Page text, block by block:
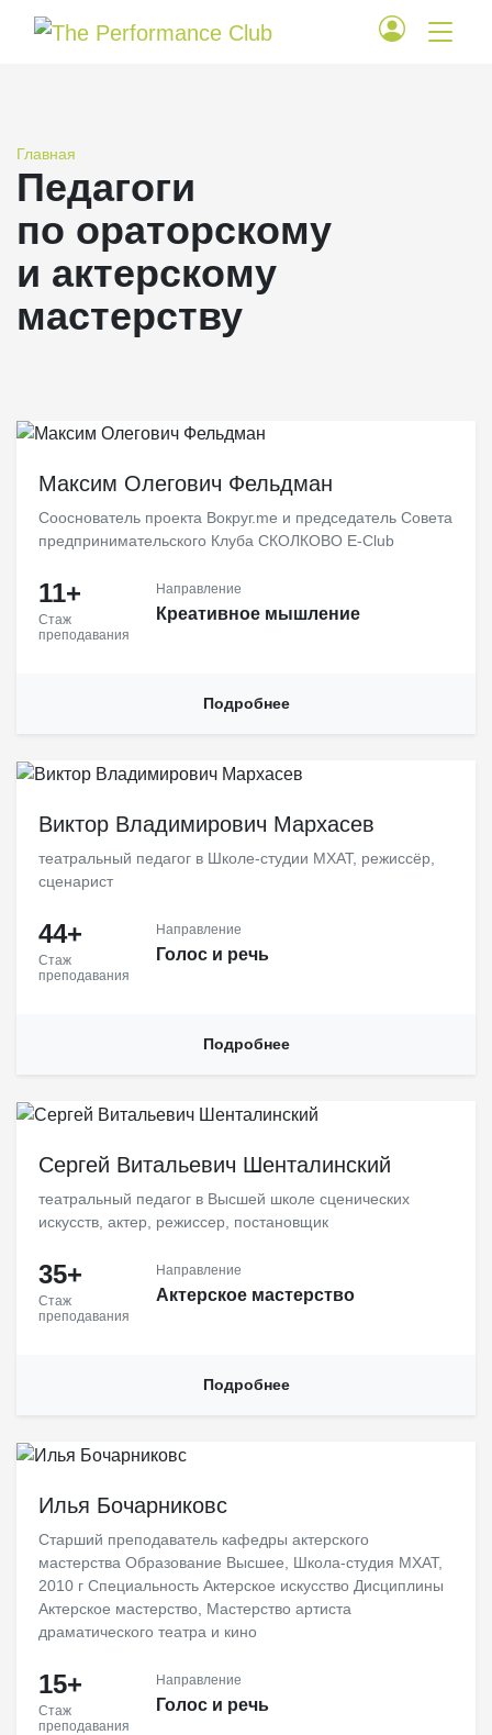
Главная
Педагоги
по ораторскому
и актерскому
мастерству
Максим Олегович Фельдман
Сооснователь проекта Вокруг.me и председатель Совета
предпринимательского Клуба СКОЛКОВО E-Club
11+
Стаж
преподавания
Направление
Креативное мышление
Подробнее
Виктор Владимирович Мархасев
театральный педагог в Школе-студии МХАТ, режиссёр,
сценарист
44+
Стаж
преподавания
Направление
Голос и речь
культуры РФ. Актер, режиссер, постановщик. Кавалер Ордена
Подробнее
Сергей Витальевич Шенталинский
театральный педагог в Высшей школе сценических
искусств, актер, режиссер, постановщик
35+
Стаж
преподавания
Направление
Актерское мастерство
стране, актер, режиссер, постановщик, педагог с более чем 30-
летним стажем, ведущий мастер-классов в России и за рубежом.
Подробнее
Илья Бочарниковс
Старший преподаватель кафедры актерского
мастерства Образование Высшее, Школа-студия МХАТ,
2010 г Специальность Актерское искусство Дисциплины
Актерское мастерство, Мастерство артиста
драматического театра и кино
15+
Стаж
преподавания
Направление
Голос и речь